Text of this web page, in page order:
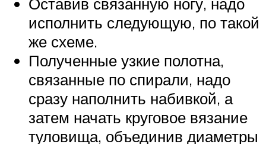
исполнить следующую, по такой
же схеме.
Полученные узкие полотна,
связанные по спирали, надо
сразу наполнить набивкой, а
затем начать круговое вязание
туловища, объединив диаметры